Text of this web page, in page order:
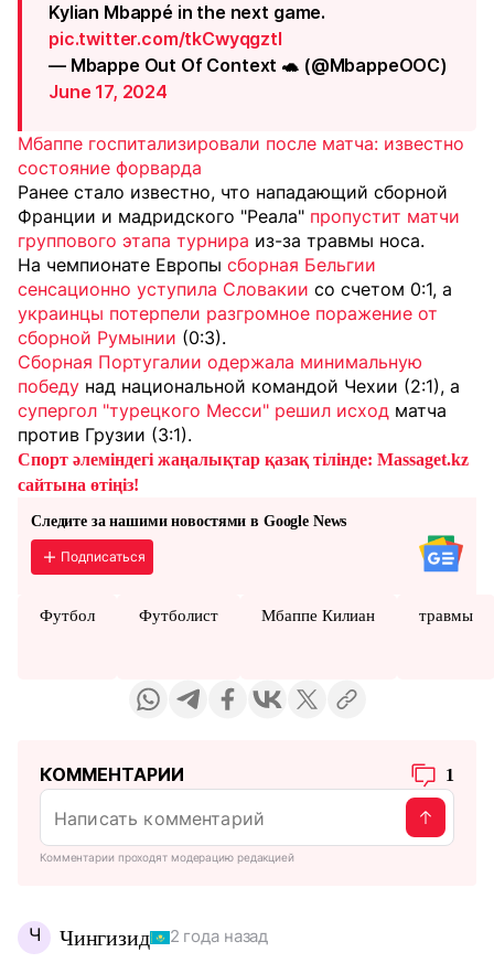
Kylian Mbappé in the next game.
pic.twitter.com/tkCwyqgztl
— Mbappe Out Of Context 🐢 (@MbappeOOC)
June 17, 2024
Мбаппе госпитализировали после матча: известно
состояние форварда
Ранее стало известно, что нападающий сборной
Франции и мадридского "Реала" пропустит матчи
группового этапа турнира из-за травмы носа.
На чемпионате Европы сборная Бельгии
сенсационно уступила Словакии со счетом 0:1, а
украинцы потерпели разгромное поражение от
сборной Румынии (0:3).
Сборная Португалии одержала минимальную
победу над национальной командой Чехии (2:1), а
супергол "турецкого Месси" решил исход матча
против Грузии (3:1).
Спорт әлеміндегі жаңалықтар қазақ тілінде: Massaget.kz
сайтына өтіңіз!
Следите за нашими новостями в Google News
Подписаться
Футбол Футболист Мбаппе Килиан травмы
КОММЕНТАРИИ 1
Комментарии проходят модерацию редакцией
Ч Чингизид 2 года назад